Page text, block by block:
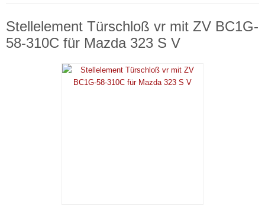
Stellelement Türschloß vr mit ZV BC1G-
58-310C für Mazda 323 S V